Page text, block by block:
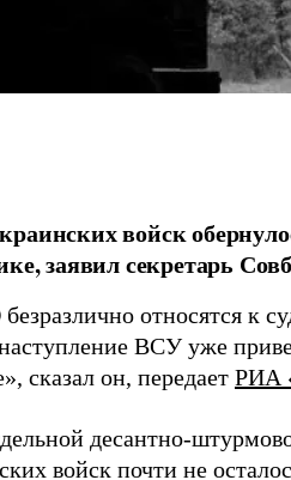
войск
заявил секретарь
относятся к
ВСУ уже
сказал он, передает РИА
десантно-
войск почти не